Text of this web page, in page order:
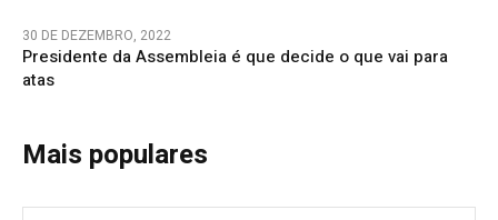
30 DE DEZEMBRO, 2022
Presidente da Assembleia é que decide o que vai para
atas
Mais populares